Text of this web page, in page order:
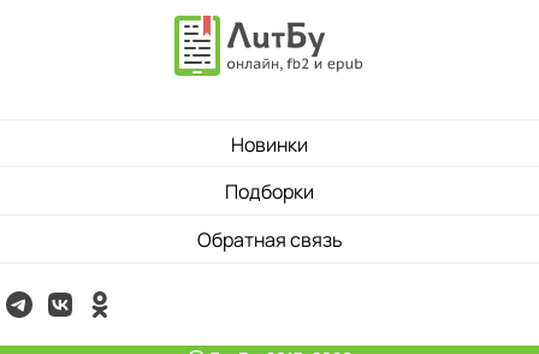
Новинки
Подборки
Обратная связь